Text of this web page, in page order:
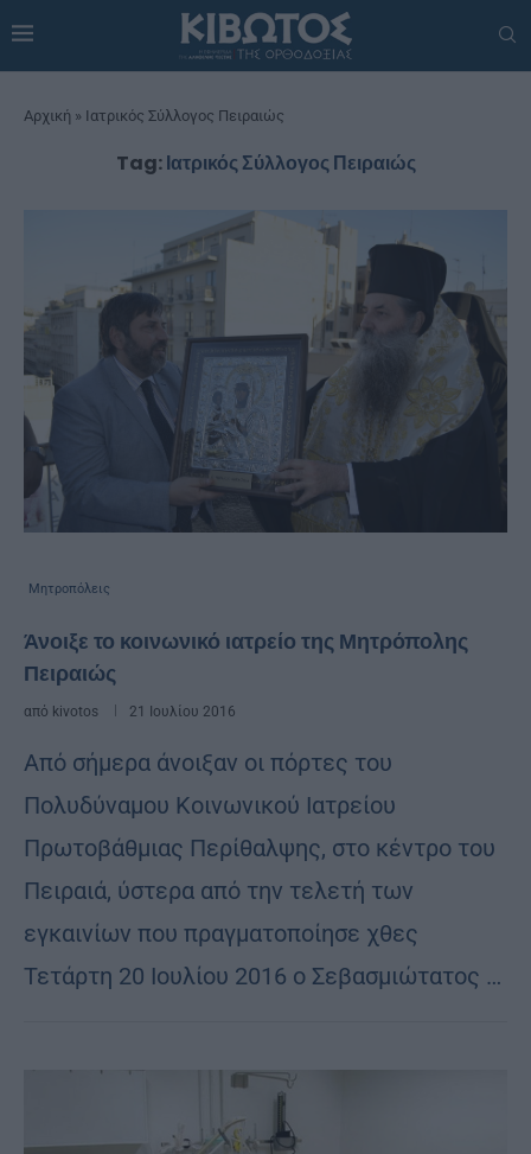
Αρχική » Ιατρικός Σύλλογος Πειραιώς
Tag:Ιατρικός Σύλλογος Πειραιώς
Μητροπόλεις
Άνοιξε το κοινωνικό ιατρείο της Μητρόπολης
Πειραιώς
από kivotos 21 Ιουλίου 2016
Από σήμερα άνοιξαν οι πόρτες του
Πολυδύναμου Κοινωνικού Ιατρείου
Πρωτοβάθμιας Περίθαλψης, στο κέντρο του
Πειραιά, ύστερα από την τελετή των
εγκαινίων που πραγματοποίησε χθες
Τετάρτη 20 Ιουλίου 2016 ο Σεβασμιώτατος …